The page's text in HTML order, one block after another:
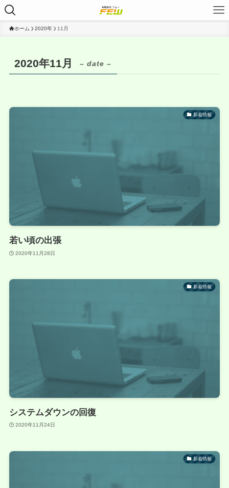
ホーム 2020年 11月
2020年11月 – date –
新着情報
若い頃の出張
2020年11月28日
新着情報
システムダウンの回復
2020年11月24日
新着情報